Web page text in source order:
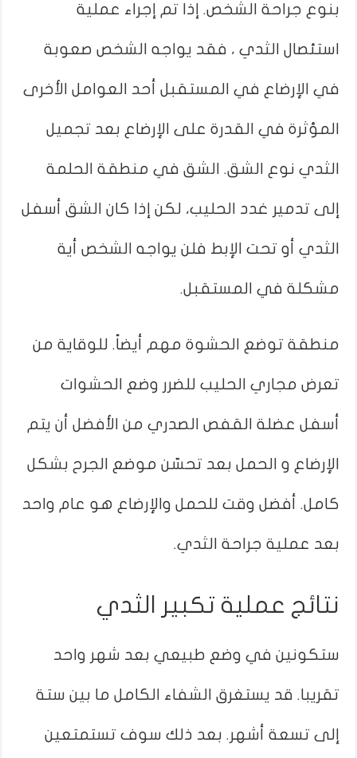
بنوع جراحة الشخص. إذا تم إجراء عملية
استئصال الثدي ، فقد يواجه الشخص صعوبة
في الإرضاع في المستقبل أحد العوامل الأخرى
المؤثرة في القدرة على الإرضاع بعد تجميل
الثدي نوع الشق. الشق في منطقة الحلمة
إلى تدمير غدد الحليب، لكن إذا كان الشق أسفل
الثدي أو تحت الإبط فلن يواجه الشخص أية
مشكلة في المستقبل.
منطقة توضع الحشوة مهم أيضاً. للوقاية من
تعرض مجاري الحليب للضرر وضع الحشوات
أسفل عضلة القفص الصدري من الأفضل أن يتم
الإرضاع و الحمل بعد تحسّن موضع الجرح بشكل
كامل. أفضل وقت للحمل والإرضاع هو عام واحد
بعد عملية جراحة الثدي.
نتائج عملية تكبير الثدي
ستكونين في وضع طبيعي بعد شهر واحد
تقريبا. قد يستغرق الشفاء الكامل ما بين ستة
إلى تسعة أشهر. بعد ذلك سوف تستمتعين